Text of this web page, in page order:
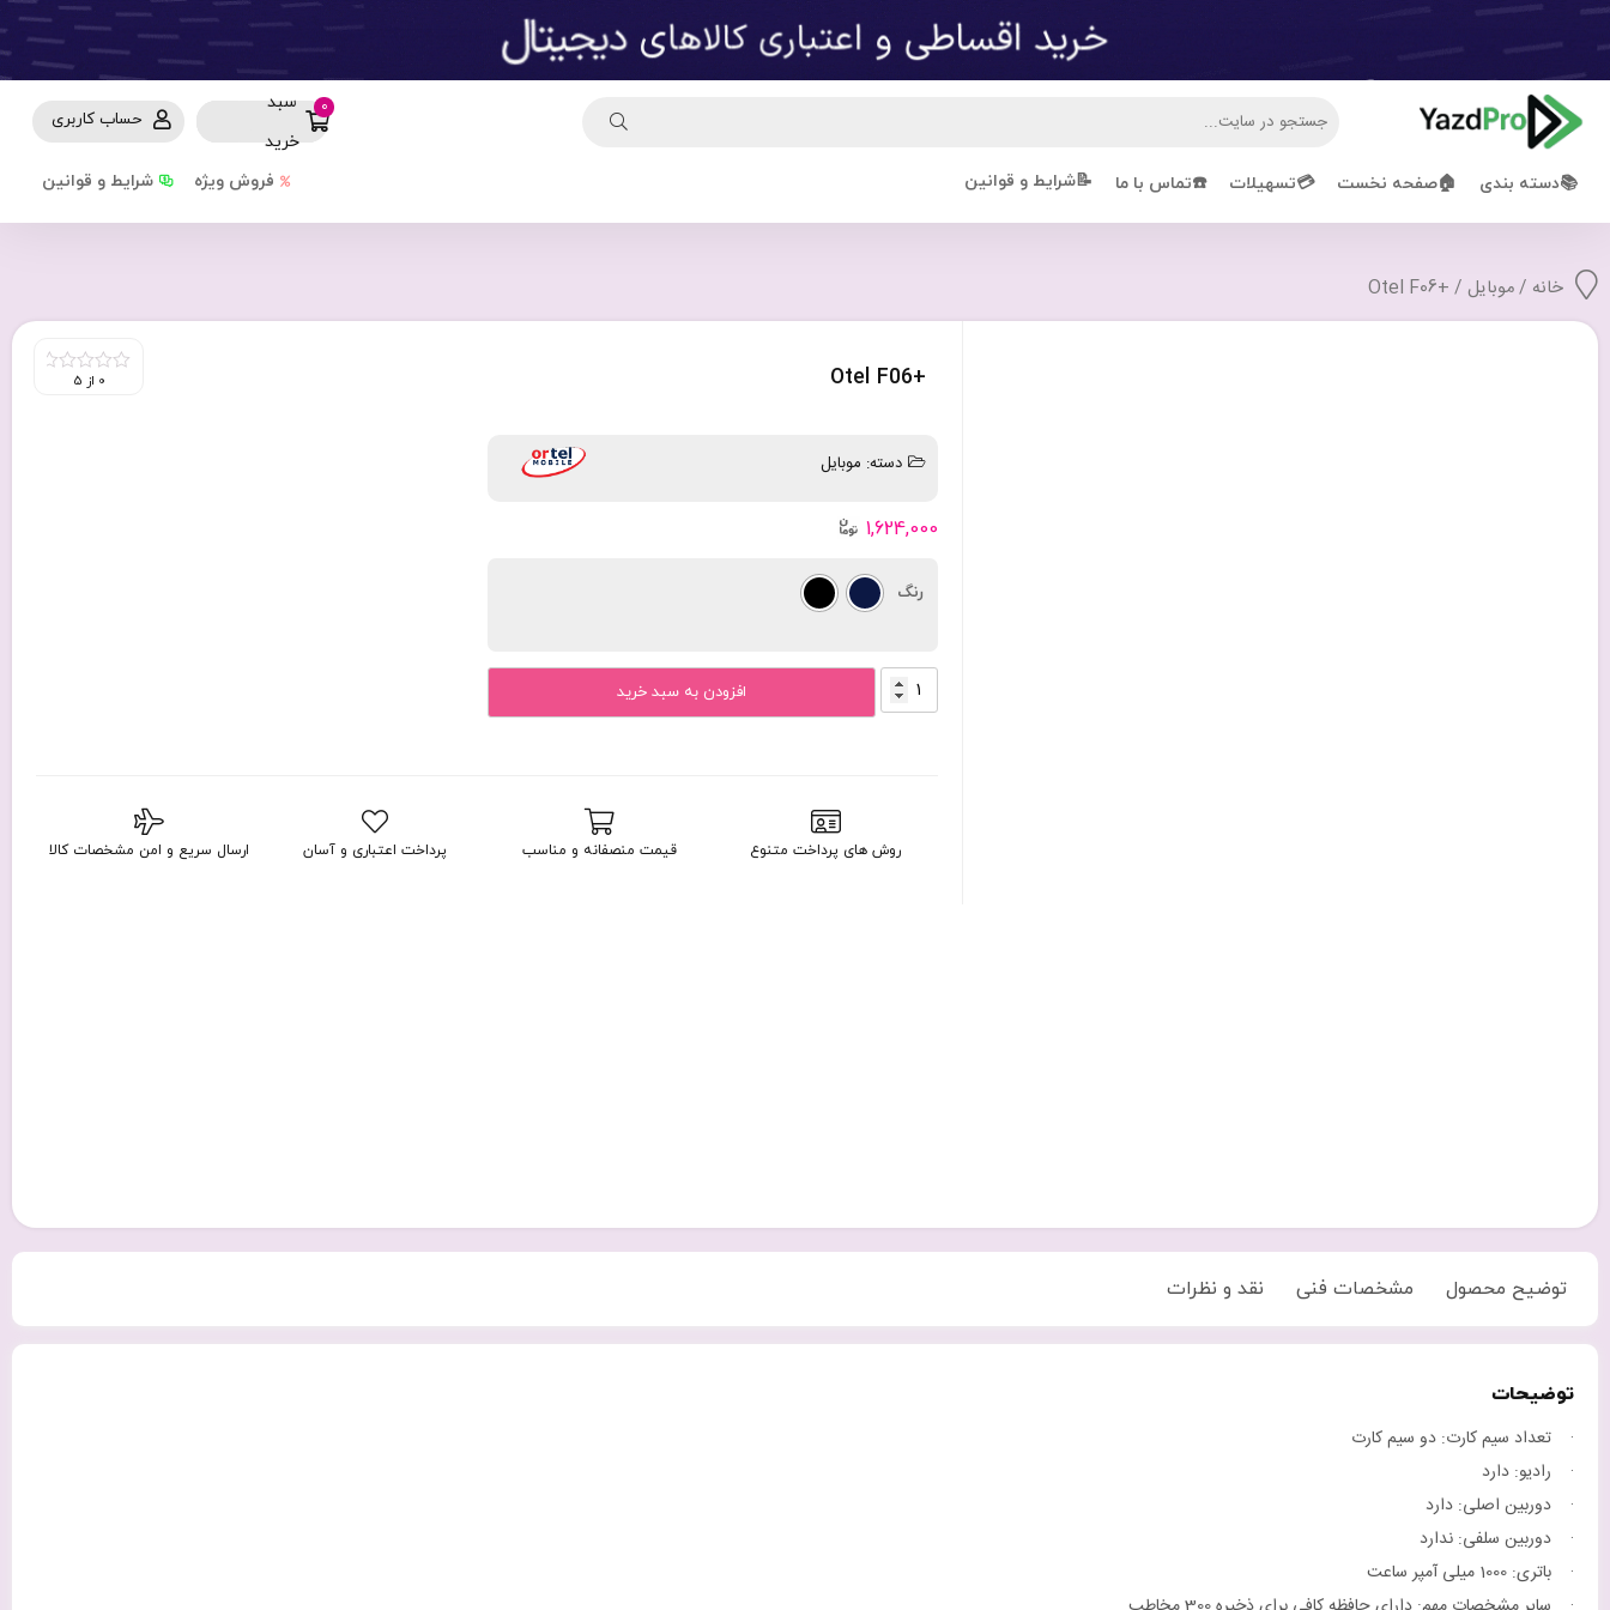
حساب کاربری
سبد
خرید
0
📚دسته بندی 🏠صفحه نخست 💳تسهیلات ☎️تماس با ما 📝شرایط و قوانین شرایط و قوانین فروش ویژه
خانه /موبایل / +Otel F06
+Otel F06 0 از 5
دسته: موبایل
1,624,000
رنگ
+Otel
F06
افزودن به سبد خرید
روش های پرداخت متنوع قیمت منصفانه و مناسب پرداخت اعتباری و آسان ارسال سریع و امن مشخصات کالا
توضیح محصول مشخصات فنی نقد و نظرات
توضیحات
· تعداد سیم کارت: دو سیم کارت
· رادیو: دارد
· دوربین اصلی: دارد
· دوربین سلفی: ندارد
· باتری: 1000 میلی آمپر ساعت